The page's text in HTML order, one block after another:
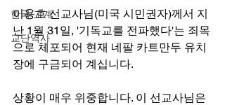
한국 교계
교단역사
이용호 선교사님(미국 시민권자)께서 지
난 1월 31일, '기독교를 전파했다'는 죄목
으로 체포되어 현재 네팔 카트만두 유치
장에 구금되어 계십니다.
상황이 매우 위중합니다. 이 선교사님은